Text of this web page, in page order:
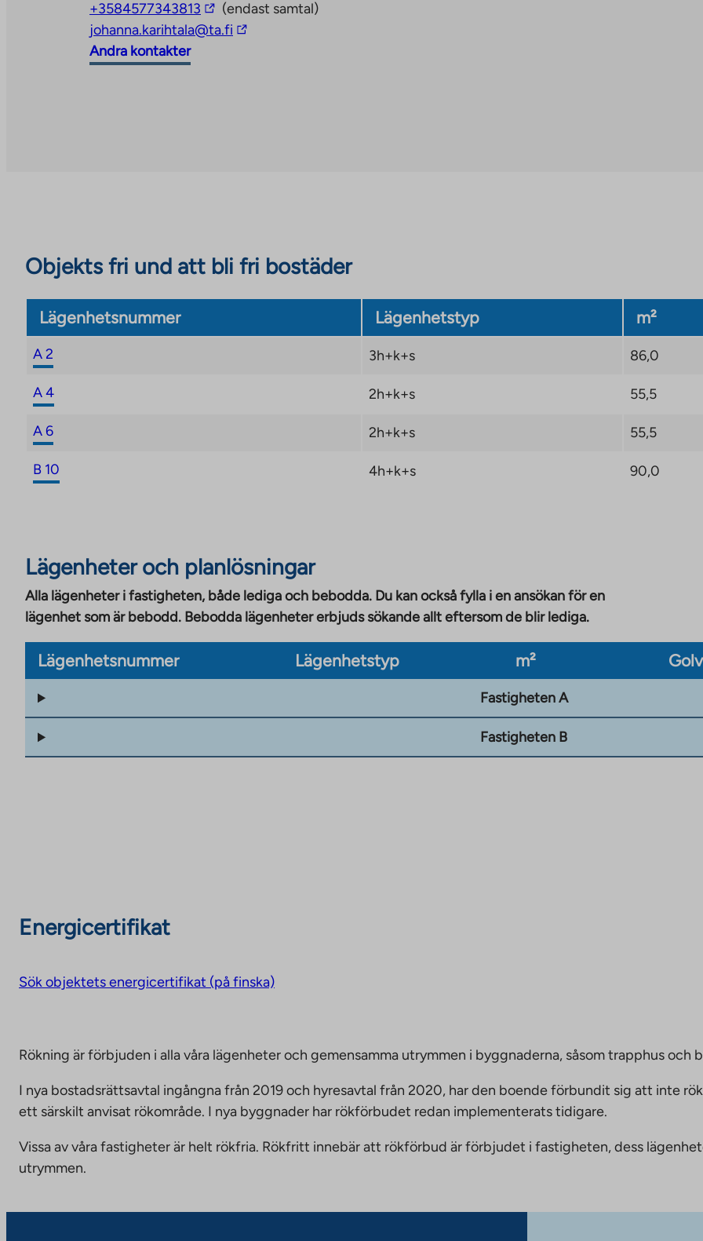
new
tab
+3584577343813 The
link
(endast samtal)
johanna.karihtala@ta.fi The
Andra kontakter
Objekts fri und att bli fri bostäder
Lägenhetsnummer Lägenhetstyp m²
A 2 3h+k+s 86,0
A 4 2h+k+s 55,5
A 6 2h+k+s 55,5
B 10 4h+k+s 90,0
Lägenheter och planlösningar
Alla lägenheter i fastigheten, både lediga och bebodda. Du kan också fylla i en ansökan för en
lägenhet som är bebodd. Bebodda lägenheter erbjuds sökande allt eftersom de blir lediga.
Lägenhetsnummer Lägenhetstyp m² Golv
Fastigheten A
Fastigheten B
Energicertifikat
Sök objektets energicertifikat (på finska)
Rökning är förbjuden i alla våra lägenheter och gemensamma utrymmen i byggnaderna, såsom trapphus och
I nya bostadsrättsavtal ingångna från 2019 och hyresavtal från 2020, har den boende förbundit sig att inte
ett särskilt anvisat rökområde. I nya byggnader har rökförbudet redan implementerats tidigare.
Vissa av våra fastigheter är helt rökfria. Rökfritt innebär att rökförbud är förbjudet i fastigheten, dess
utrymmen.